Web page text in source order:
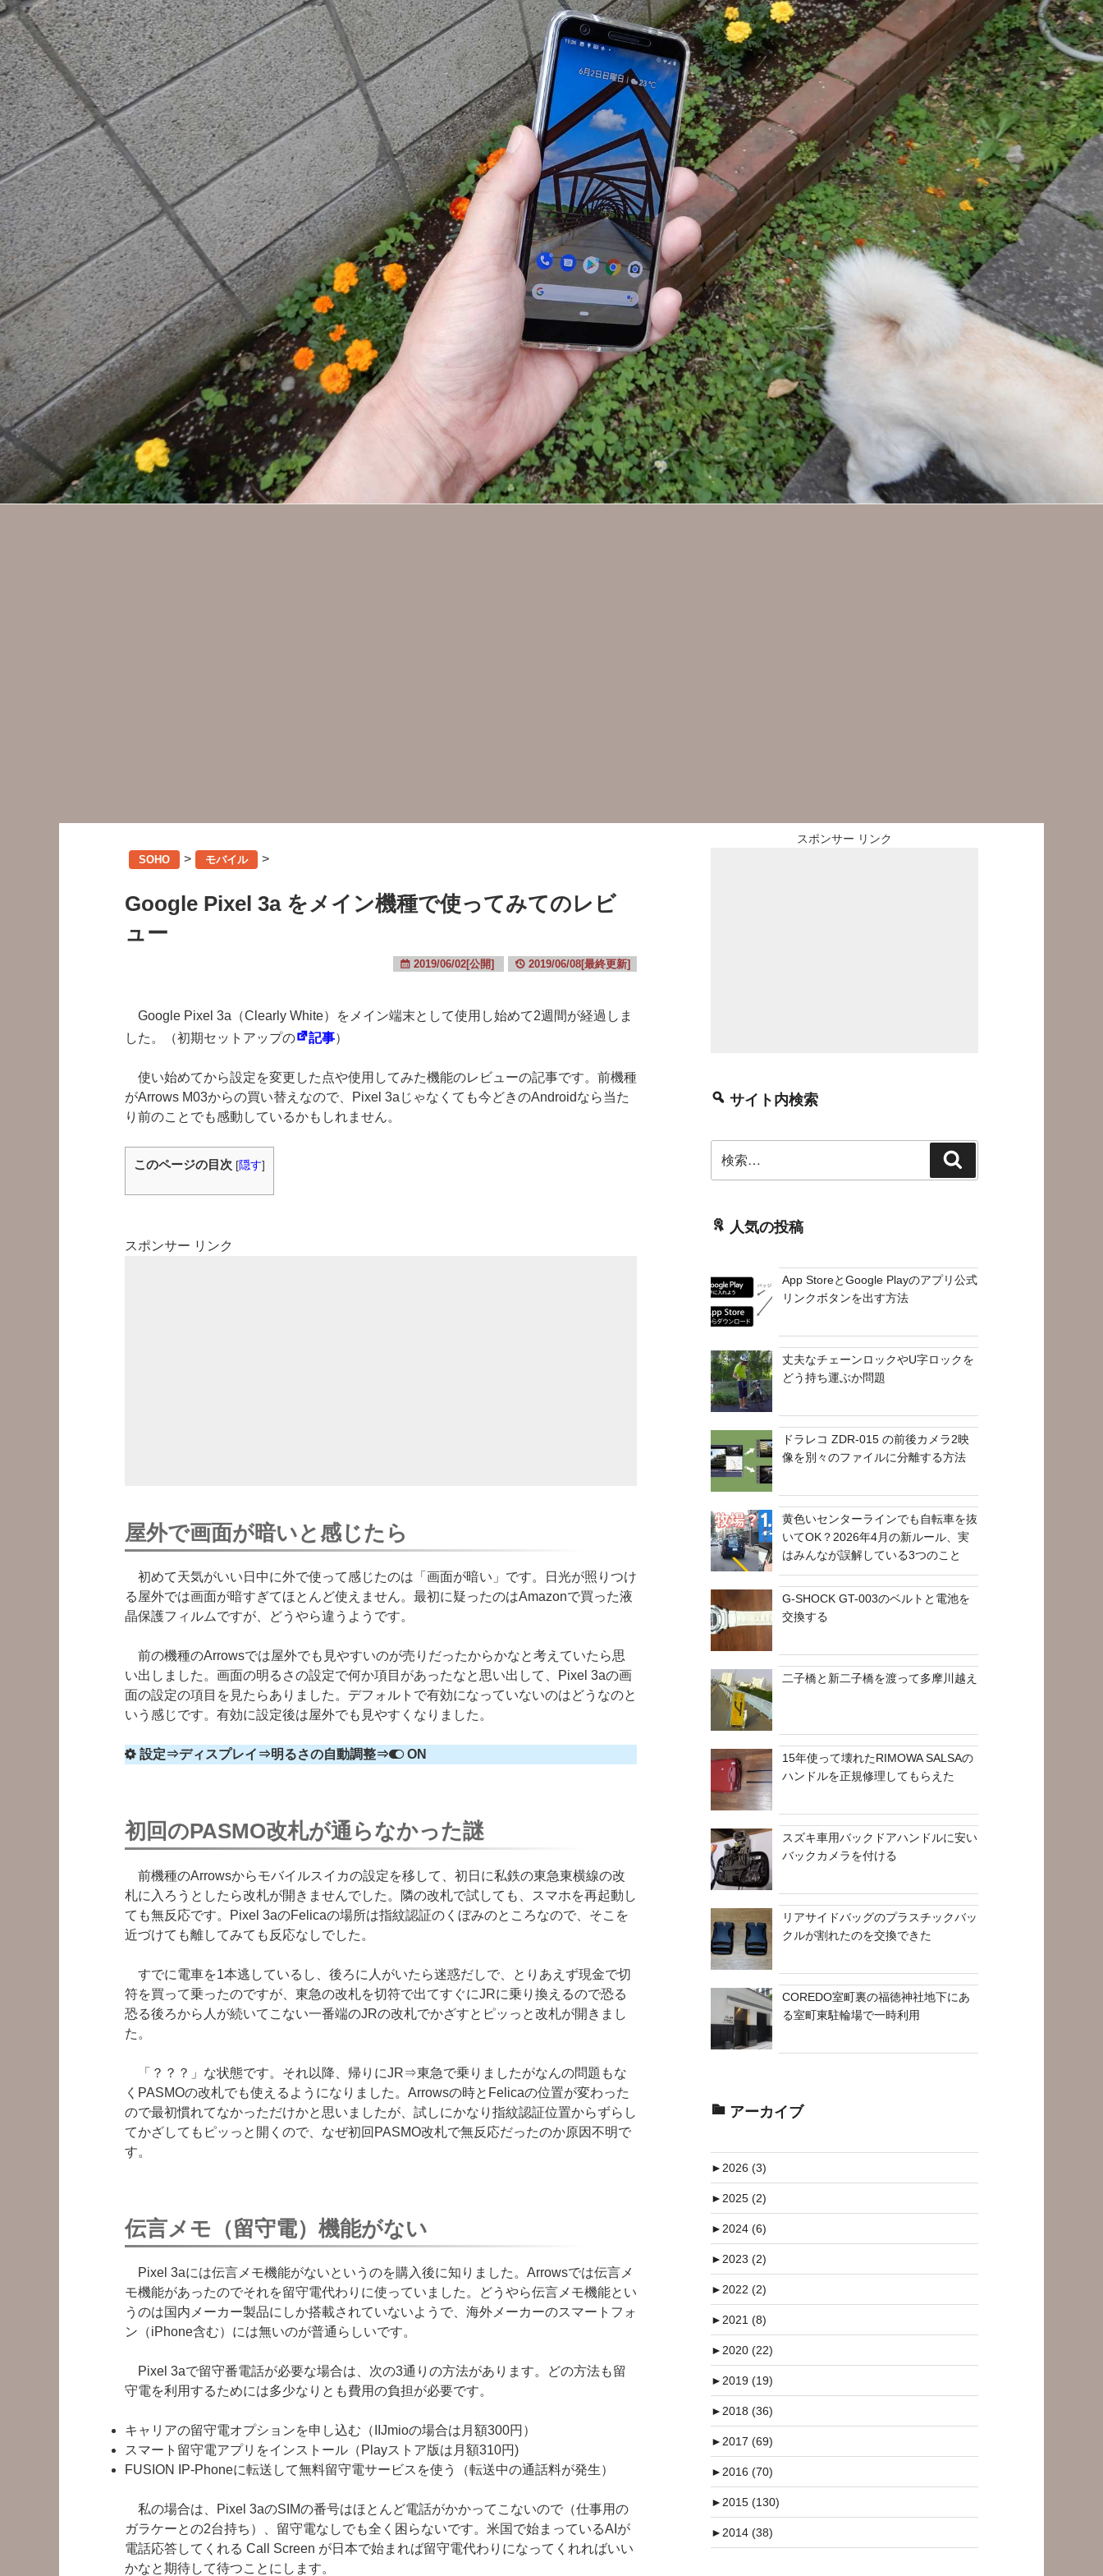
SOHO > モバイル >
Google Pixel 3a をメイン機種で使ってみてのレビ
ュー
2019/06/02[公開] 2019/06/08[最終更新]
Google Pixel 3a（Clearly White）をメイン端末として使用し始めて2週間が経過しま
した。（初期セットアップの
記事）
使い始めてから設定を変更した点や使用してみた機能のレビューの記事です。前機種
がArrows M03からの買い替えなので、Pixel 3aじゃなくても今どきのAndroidなら当た
り前のことでも感動しているかもしれません。
このページの目次 [隠す]
スポンサー リンク
屋外で画面が暗いと感じたら
初めて天気がいい日中に外で使って感じたのは「画面が暗い」です。日光が照りつけ
る屋外では画面が暗すぎてほとんど使えません。最初に疑ったのはAmazonで買った液
晶保護フィルムですが、どうやら違うようです。
前の機種のArrowsでは屋外でも見やすいのが売りだったからかなと考えていたら思
い出しました。画面の明るさの設定で何か項目があったなと思い出して、Pixel 3aの画
面の設定の項目を見たらありました。デフォルトで有効になっていないのはどうなのと
いう感じです。有効に設定後は屋外でも見やすくなりました。
設定⇒ディスプレイ⇒明るさの自動調整⇒ ON
初回のPASMO改札が通らなかった謎
前機種のArrowsからモバイルスイカの設定を移して、初日に私鉄の東急東横線の改
札に入ろうとしたら改札が開きませんでした。隣の改札で試しても、スマホを再起動し
ても無反応です。Pixel 3aのFelicaの場所は指紋認証のくぼみのところなので、そこを
近づけても離してみても反応なしでした。
すでに電車を1本逃しているし、後ろに人がいたら迷惑だしで、とりあえず現金で切
符を買って乗ったのですが、東急の改札を切符で出てすぐにJRに乗り換えるので恐る
恐る後ろから人が続いてこない一番端のJRの改札でかざすとピッっと改札が開きまし
た。
「？？？」な状態です。それ以降、帰りにJR⇒東急で乗りましたがなんの問題もな
くPASMOの改札でも使えるようになりました。Arrowsの時とFelicaの位置が変わった
ので最初慣れてなかっただけかと思いましたが、試しにかなり指紋認証位置からずらし
てかざしてもピッっと開くので、なぜ初回PASMO改札で無反応だったのか原因不明で
す。
伝言メモ（留守電）機能がない
Pixel 3aには伝言メモ機能がないというのを購入後に知りました。Arrowsでは伝言メ
モ機能があったのでそれを留守電代わりに使っていました。どうやら伝言メモ機能とい
うのは国内メーカー製品にしか搭載されていないようで、海外メーカーのスマートフォ
ン（iPhone含む）には無いのが普通らしいです。
Pixel 3aで留守番電話が必要な場合は、次の3通りの方法があります。どの方法も留
守電を利用するためには多少なりとも費用の負担が必要です。
キャリアの留守電オプションを申し込む（IIJmioの場合は月額300円）
スマート留守電アプリをインストール（Playストア版は月額310円)
FUSION IP-Phoneに転送して無料留守電サービスを使う（転送中の通話料が発生）
私の場合は、Pixel 3aのSIMの番号はほとんど電話がかかってこないので（仕事用の
ガラケーとの2台持ち）、留守電なしでも全く困らないです。米国で始まっているAIが
電話応答してくれる Call Screen が日本で始まれば留守電代わりになってくれればいい
かなと期待して待つことにします。
スポンサー リンク
サイト内検索
索:
索
人気の投稿
App StoreとGoogle Playのアプリ公式
リンクボタンを出す方法
丈夫なチェーンロックやU字ロックを
どう持ち運ぶか問題
ドラレコ ZDR-015 の前後カメラ2映
像を別々のファイルに分離する方法
黄色いセンターラインでも自転車を抜
いてOK？2026年4月の新ルール、実
はみんなが誤解している3つのこと
G-SHOCK GT-003のベルトと電池を
交換する
二子橋と新二子橋を渡って多摩川越え
15年使って壊れたRIMOWA SALSAの
ハンドルを正規修理してもらえた
スズキ車用バックドアハンドルに安い
バックカメラを付ける
リアサイドバッグのプラスチックバッ
クルが割れたのを交換できた
COREDO室町裏の福徳神社地下にあ
る室町東駐輪場で一時利用
アーカイブ
► 2026 (3)
► 2025 (2)
► 2024 (6)
► 2023 (2)
► 2022 (2)
► 2021 (8)
► 2020 (22)
► 2019 (19)
► 2018 (36)
► 2017 (69)
► 2016 (70)
► 2015 (130)
► 2014 (38)